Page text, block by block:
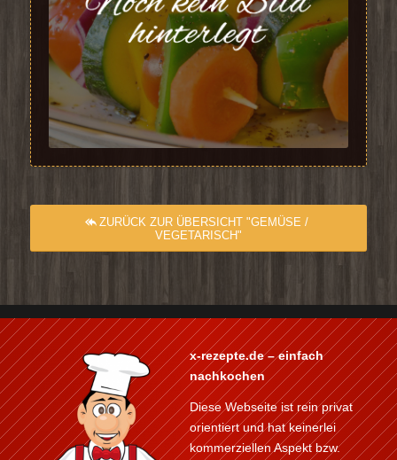
ZURÜCK ZUR ÜBERSICHT "GEMÜSE /
VEGETARISCH"
x-rezepte.de – einfach
nachkochen
Diese Webseite ist rein privat
orientiert und hat keinerlei
kommerziellen Aspekt bzw.